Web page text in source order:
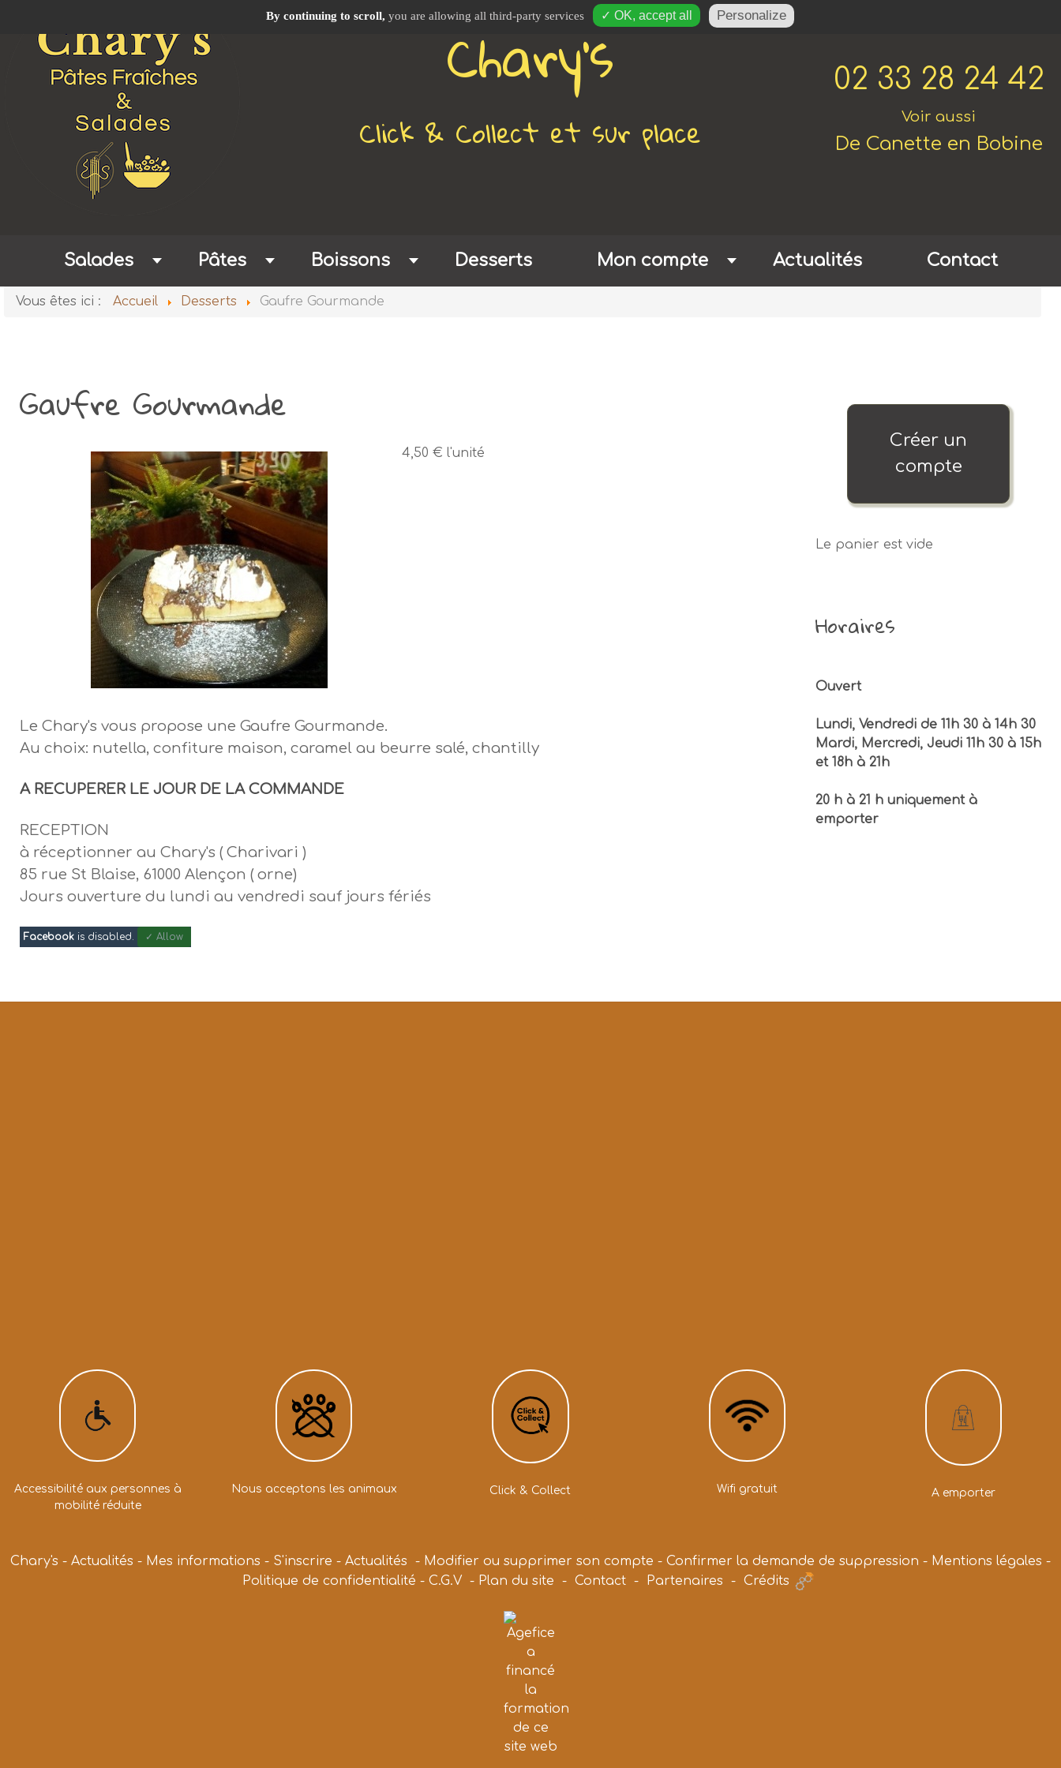
Chary's
Click & Collect et sur place
02 33 28 24 42
Voir aussi
De Canette en Bobine
Salades Pâtes Boissons Desserts Mon compte Actualités Contact
Vous êtes ici : Accueil Desserts Gaufre Gourmande
Gaufre Gourmande
4,50 € l'unité
Le Chary's vous propose une Gaufre Gourmande.
Au choix: nutella, confiture maison, caramel au beurre salé, chantilly
A RECUPERER LE JOUR DE LA COMMANDE
RECEPTION
à réceptionner au Chary's ( Charivari )
85 rue St Blaise, 61000 Alençon ( orne)
Jours ouverture du lundi au vendredi sauf jours fériés
Facebook is disabled. ✓ Allow
Créer un
compte
Le panier est vide
Horaires
Ouvert
Lundi, Vendredi de 11h 30 à 14h 30
Mardi, Mercredi, Jeudi 11h 30 à 15h
et 18h à 21h
20 h à 21 h uniquement à
emporter
Accessibilité aux personnes à
mobilité réduite
Nous acceptons les animaux Click & Collect Wifi gratuit A emporter
Chary's - Actualités - Mes informations - S'inscrire - Actualités - Modifier ou supprimer son compte - Confirmer la demande de suppression - Mentions légales -
Politique de confidentialité - C.G.V - Plan du site - Contact - Partenaires - Crédits
By continuing to scroll, you are allowing all third-party services ✓ OK, accept all Personalize